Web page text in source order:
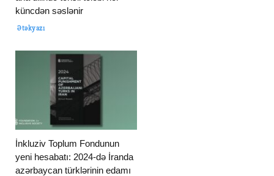
küncdən səslənir
Ətəkyazı
İnkluziv Toplum Fondunun
yeni hesabatı: 2024-də İranda
azərbaycan türklərinin edamı